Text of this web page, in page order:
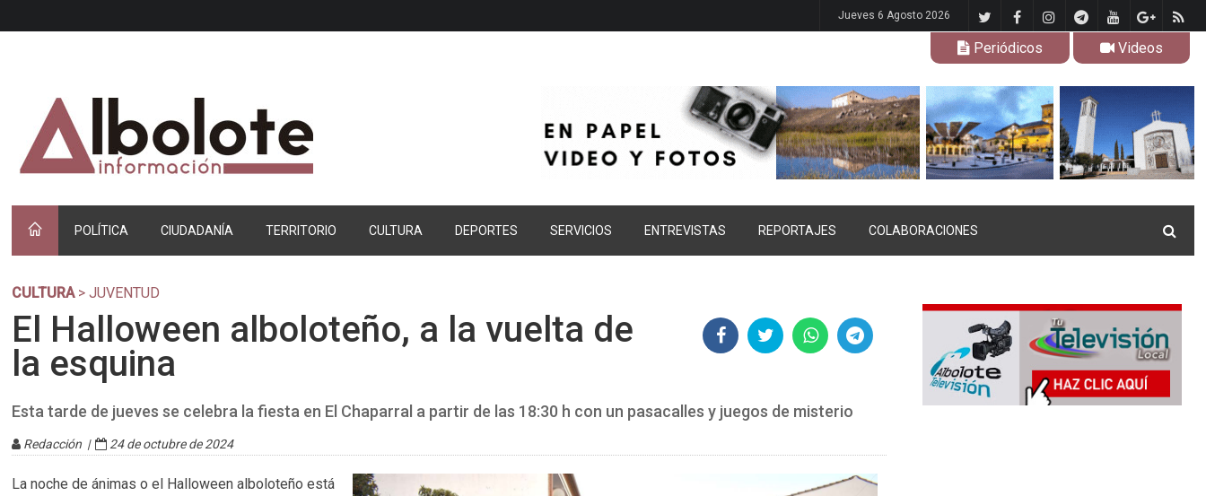
Jueves 6 Agosto 2026
Periódicos Videos
POLÍTICA CIUDADANÍA TERRITORIO CULTURA DEPORTES SERVICIOS ENTREVISTAS REPORTAJES COLABORACIONES
CULTURA> JUVENTUD
El Halloween alboloteño, a la vuelta de
la esquina
Esta tarde de jueves se celebra la fiesta en El Chaparral a partir de las 18:30 h con un pasacalles y juegos de misterio
Redacción | 24 de octubre de 2024
La noche de ánimas o el Halloween alboloteño está